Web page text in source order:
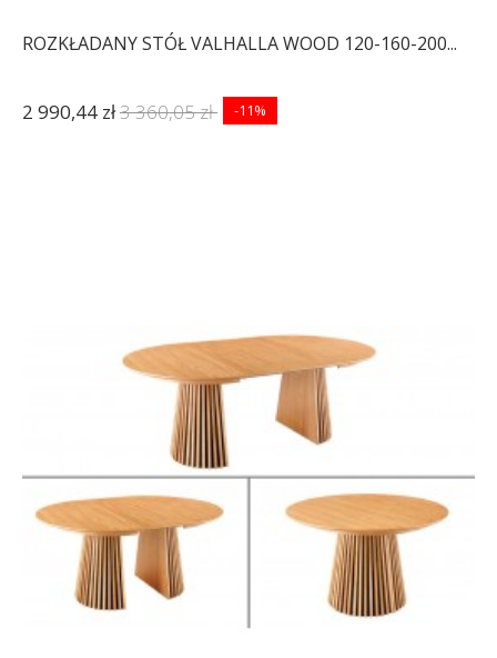
ROZKŁADANY STÓŁ VALHALLA WOOD 120-160-200...
2 990,44 zł3 360,05 zł -11%